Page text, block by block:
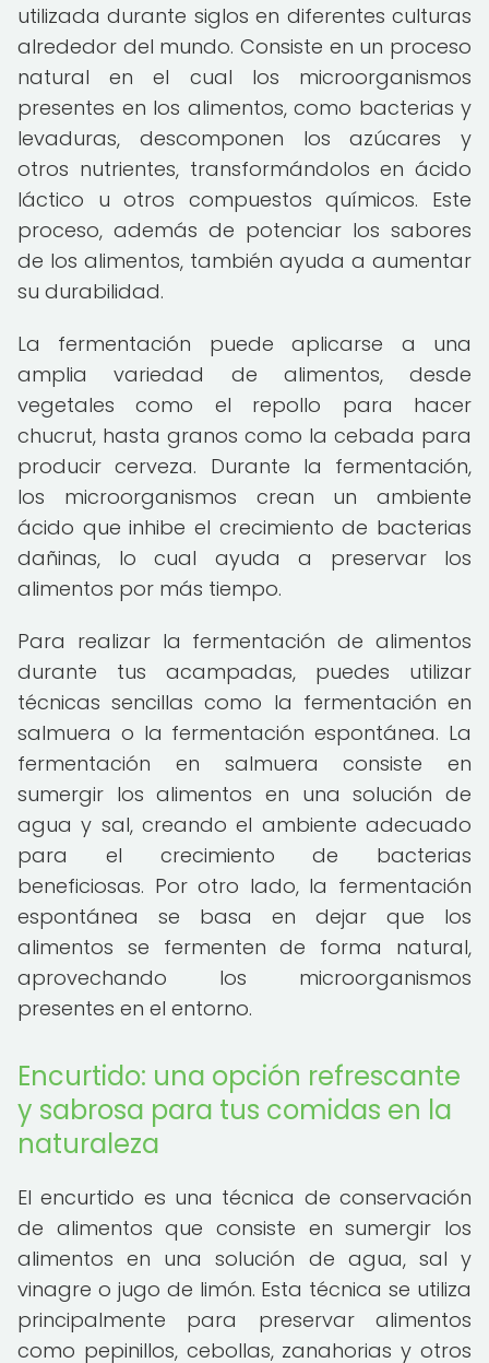
utilizada durante siglos en diferentes culturas
alrededor del mundo. Consiste en un proceso
natural en el cual los microorganismos
presentes en los alimentos, como bacterias y
levaduras, descomponen los azúcares y
otros nutrientes, transformándolos en ácido
láctico u otros compuestos químicos. Este
proceso, además de potenciar los sabores
de los alimentos, también ayuda a aumentar
su durabilidad.
La fermentación puede aplicarse a una
amplia variedad de alimentos, desde
vegetales como el repollo para hacer
chucrut, hasta granos como la cebada para
producir cerveza. Durante la fermentación,
los microorganismos crean un ambiente
ácido que inhibe el crecimiento de bacterias
dañinas, lo cual ayuda a preservar los
alimentos por más tiempo.
Para realizar la fermentación de alimentos
durante tus acampadas, puedes utilizar
técnicas sencillas como la fermentación en
salmuera o la fermentación espontánea. La
fermentación en salmuera consiste en
sumergir los alimentos en una solución de
agua y sal, creando el ambiente adecuado
para el crecimiento de bacterias
beneficiosas. Por otro lado, la fermentación
espontánea se basa en dejar que los
alimentos se fermenten de forma natural,
aprovechando los microorganismos
presentes en el entorno.
Encurtido: una opción refrescante
y sabrosa para tus comidas en la
naturaleza
El encurtido es una técnica de conservación
de alimentos que consiste en sumergir los
alimentos en una solución de agua, sal y
vinagre o jugo de limón. Esta técnica se utiliza
principalmente para preservar alimentos
como pepinillos, cebollas, zanahorias y otros